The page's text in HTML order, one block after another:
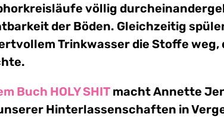
völlig
der Böden. Gleichzeitig
Trinkwasser die Stoffe
Buch HOLY SHIT macht Annette
Hinterlassenschaften in